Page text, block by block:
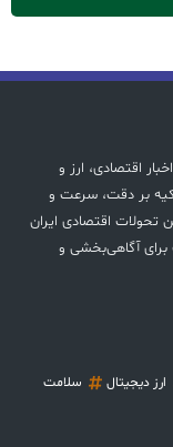
اقتصادی، ارز و
تکیه بر دقت، سرعت و
تحولات اقتصادی ایران
برای آگاهی‌بخشی و
ارز دیجیتال
سلامت